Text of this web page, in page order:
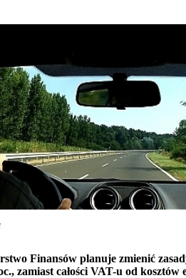
Finansów planuje zmienić
zamiast całości VAT-u od